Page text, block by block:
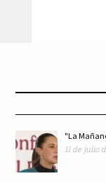
"La
11 de julio